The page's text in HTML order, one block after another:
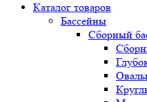
Каталог товаров
Бассейны
Сборный